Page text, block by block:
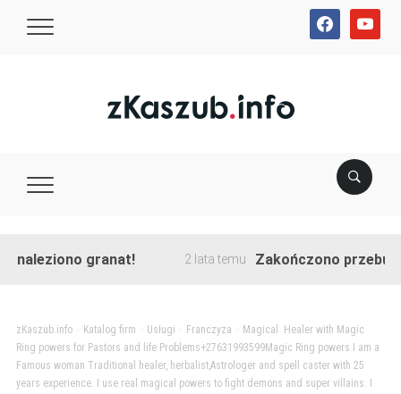
facebookyoutube
granat! 2 lata temu Zakończono przebudowę
zKaszub.info> Katalog firm Usługi Franczyza
Magical Healer with Magic
Ring powers for Pastors and life Problems+27631993599Magic Ring powers I am a
Famous woman Traditional healer, herbalist,Astrologer and spell caster with 25
years experience. I use real magical powers to fight demons and super villains. I